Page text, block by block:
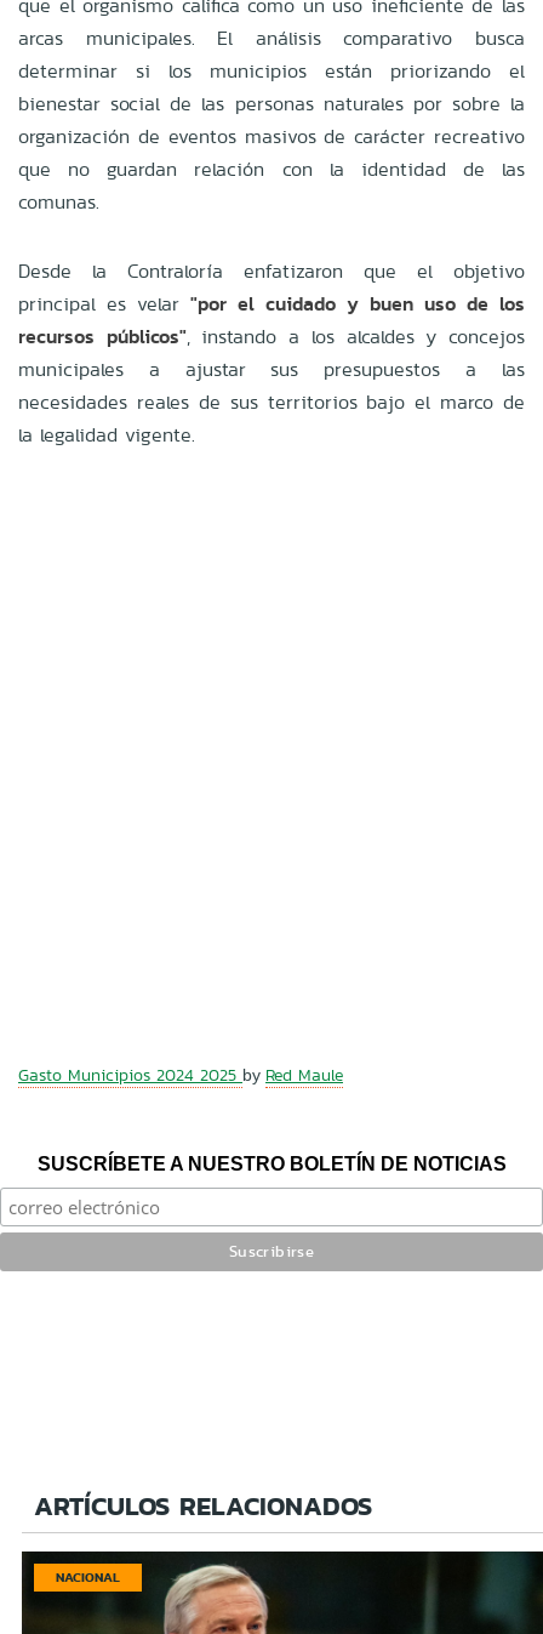
arcas municipales. El análisis comparativo busca
determinar si los municipios están priorizando el
bienestar social de las personas naturales por sobre la
organización de eventos masivos de carácter recreativo
que no guardan relación con la identidad de las
comunas.
Desde la Contraloría enfatizaron que el objetivo
principal es velar "por el cuidado y buen uso de los
recursos públicos", instando a los alcaldes y concejos
municipales a ajustar sus presupuestos a las
necesidades reales de sus territorios bajo el marco de
la legalidad vigente.
Gasto Municipios 2024 2025 by Red Maule
SUSCRÍBETE A NUESTRO BOLETÍN DE NOTICIAS
ARTÍCULOS RELACIONADOS
NACIONAL